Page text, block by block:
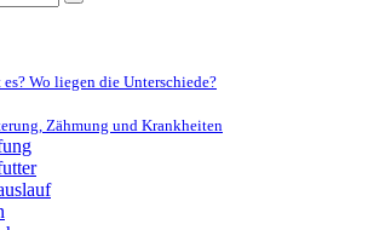
Wo liegen die Unterschiede?
Zähmung und Krankheiten